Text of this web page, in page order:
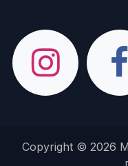
Copyright © 2026